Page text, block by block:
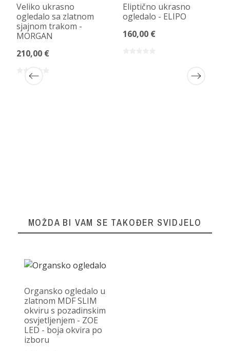
Veliko ukrasno
ogledalo sa zlatnom
sjajnom trakom -
MORGAN
210,00 €
Eliptično ukrasno
ogledalo - ELIPO
160,00 €
MOŽDA BI VAM SE TAKOĐER SVIDJELO
Organsko ogledalo u
zlatnom MDF SLIM
okviru s pozadinskim
osvjetljenjem - ZOE
LED - boja okvira po
izboru